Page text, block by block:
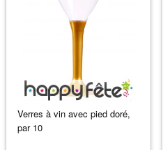
Verres à vin avec pied doré,
par 10